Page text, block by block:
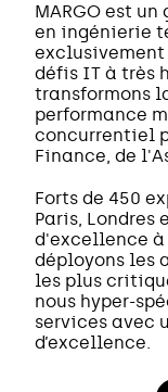
MARGO est
en ingénierie
défis IT à très
transformons
performance
concurrentiel
Finance, de
Forts de 450
Paris,
d'excellence à
déployons les
les plus
nous hyper-
services avec
d’excellence.